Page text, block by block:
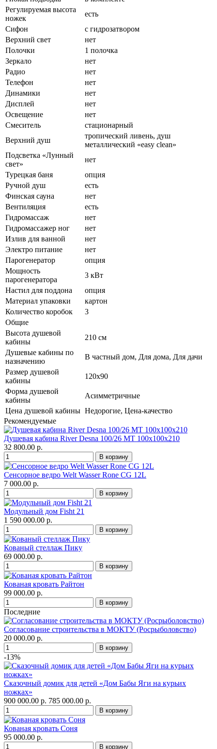
Регулируемая высота
ножек
есть
Сифон
с гидрозатвором
Верхний свет
нет
Полочки
1 полочка
Зеркало
нет
Радио
нет
Телефон
нет
Динамики
нет
Дисплей
нет
Освещение
нет
Смеситель
стационарный
Верхний душ
тропический ливень, душ
металлический «easy clean»
Подсветка «Лунный
свет»
нет
Турецкая баня
опция
Ручной душ
есть
Финская сауна
нет
Вентиляция
есть
Гидромассаж
нет
Гидромассажер ног
нет
Излив для ванной
нет
Электро питание
нет
Парогенератор
опция
Мощность
парогенератора
3 кВт
Настил для поддона
опция
Материал упаковки
картон
Количество коробок
3
Общие
Высота душевой
кабины
210 см
Душевые кабины по
назначению
В частный дом, Для дома, Для дачи
Размер душевой
кабины
120x90
Форма душевой
кабины
Асимметричные
Цена душевой кабины Недорогие, Цена-качество
Рекомендуемые
Душевая кабина River Desna 100/26 МТ 100х100х210
32 800.00 р.
Сенсорное ведро Welt Wasser Rone CG 12L
7 000.00 р.
Модульный дом Fisht 21
1 590 000.00 р.
Кованый стеллаж Пику
69 000.00 р.
Кованая кровать Райтон
99 000.00 р.
Последние
Согласование строительства в МОКТУ (Росрыболовство)
20 000.00 р.
-13%
Сказочный домик для детей «Дом Бабы Яги на курьих
ножках»
900 000.00 р. 785 000.00 р.
Кованая кровать Соня
95 000.00 р.